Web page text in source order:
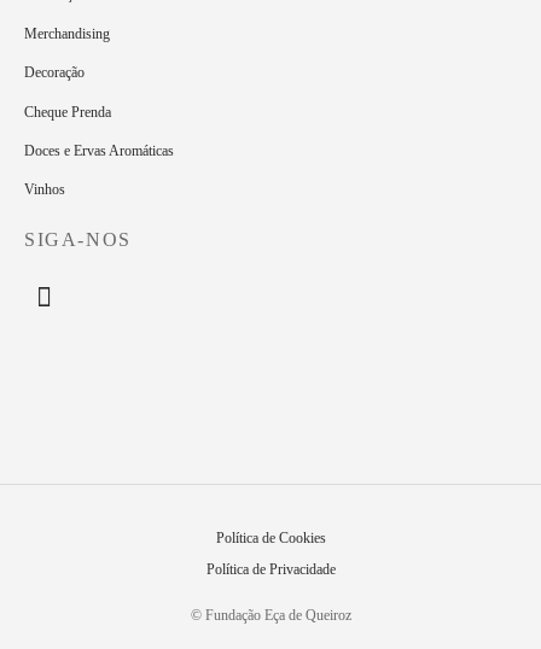
Merchandising
Decoração
Cheque Prenda
Doces e Ervas Aromáticas
Vinhos
SIGA-NOS
Política de Cookies
Política de Privacidade
© Fundação Eça de Queiroz